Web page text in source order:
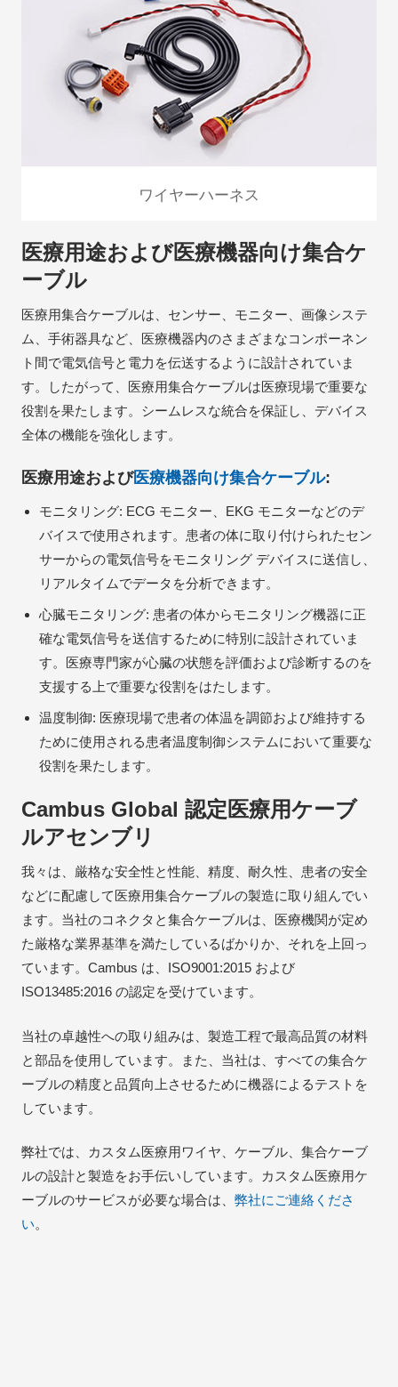
ワイヤーハーネス
医療用途および医療機器向け集合ケ
ーブル
医療用集合ケーブルは、センサー、モニター、画像システ
ム、手術器具など、医療機器内のさまざまなコンポーネン
ト間で電気信号と電力を伝送するように設計されていま
す。したがって、医療用集合ケーブルは医療現場で重要な
役割を果たします。シームレスな統合を保証し、デバイス
全体の機能を強化します。
医療用途および医療機器向け集合ケーブル:
モニタリング: ECG モニター、EKG モニターなどのデ
バイスで使用されます。患者の体に取り付けられたセン
サーからの電気信号をモニタリング デバイスに送信し、
リアルタイムでデータを分析できます。
心臓モニタリング: 患者の体からモニタリング機器に正
確な電気信号を送信するために特別に設計されていま
す。医療専門家が心臓の状態を評価および診断するのを
支援する上で重要な役割をはたします。
温度制御: 医療現場で患者の体温を調節および維持する
ために使用される患者温度制御システムにおいて重要な
役割を果たします。
Cambus Global 認定医療用ケーブ
ルアセンブリ
我々は、厳格な安全性と性能、精度、耐久性、患者の安全
などに配慮して医療用集合ケーブルの製造に取り組んでい
ます。当社のコネクタと集合ケーブルは、医療機関が定め
た厳格な業界基準を満たしているばかりか、それを上回っ
ています。Cambus は、ISO9001:2015 および
ISO13485:2016 の認定を受けています。
当社の卓越性への取り組みは、製造工程で最高品質の材料
と部品を使用しています。また、当社は、すべての集合ケ
ーブルの精度と品質向上させるために機器によるテストを
しています。
弊社では、カスタム医療用ワイヤ、ケーブル、集合ケーブ
ルの設計と製造をお手伝いしています。カスタム医療用ケ
ーブルのサービスが必要な場合は、 弊社にご連絡くださ
い。